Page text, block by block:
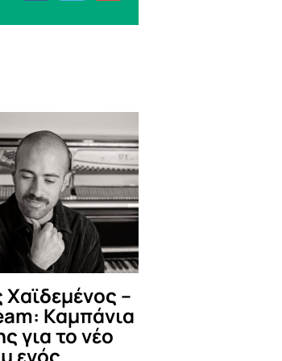
Οι Πυξ Λαξ στο
Θέατρο Βράχων
June 4th, 2025